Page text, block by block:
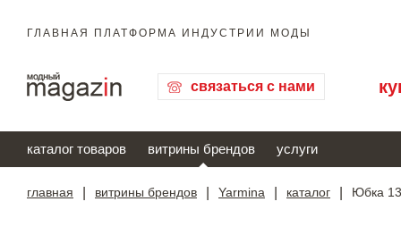
ГЛАВНАЯ ПЛАТФОРМА ИНДУСТРИИ МОДЫ
связаться с нами
каталог товаров витрины брендов услуги
главная витрины брендов Yarmina каталог Юбка